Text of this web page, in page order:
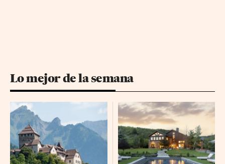
Lo mejor de la semana